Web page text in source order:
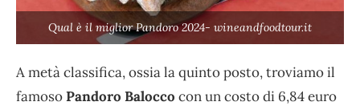
Qual è il miglior Pandoro 2024- wineandfoodtour.it
A metà classifica, ossia la quinto posto, troviamo il
famosoPandoro Balocco con un costo di 6,84 euro